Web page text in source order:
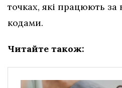
точках, які працюють
кодами.
Читайте також: